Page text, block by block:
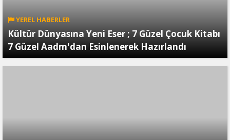
YEREL HABERLER
Kültür Dünyasına Yeni Eser ; 7 Güzel Çocuk Kitabı
7 Güzel Aadm'dan Esinlenerek Hazırlandı